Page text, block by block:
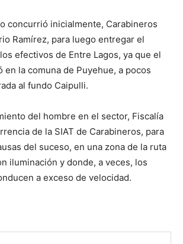
concurrió inicialmente, Carabineros
Ramírez, para luego entregar el
efectivos de Entre Lagos, ya que el
la comuna de Puyehue, a pocos
al fundo Caipulli.
del hombre en el sector, Fiscalía
de la SIAT de Carabineros, para
del suceso, en una zona de la ruta
iluminación y donde, a veces, los
a exceso de velocidad.